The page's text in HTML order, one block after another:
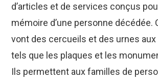
d’articles et de services conçus
mémoire d’une personne décédée.
vont des cercueils et des urnes
tels que les plaques et les
Ils permettent aux familles de